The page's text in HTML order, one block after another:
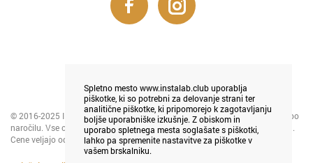
© 2016-2025 INSTALAB LJUBLJANA - tiskanje in prodaja foto magnetkov po
naročilu. Vse cene so v € in ne vključujejo DDV na podlagi 94. člena ZDDV-1.
Cene veljajo od 1. 5. 2024 in izražajo trenutno veljavno akcijo.
Spletno mesto www.instalab.club uporablja
piškotke, ki so potrebni za delovanje strani ter
analitične piškotke, ki pripomorejo k zagotavljanju
boljše uporabniške izkušnje. Z obiskom in
uporabo spletnega mesta soglašate s piškotki,
lahko pa spremenite nastavitve za piškotke v
vašem brskalniku.